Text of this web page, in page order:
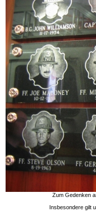
Zum Gedenken
Insbesondere gilt